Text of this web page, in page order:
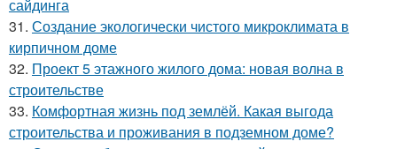
сайдинга
31. Создание экологически чистого микроклимата в
кирпичном доме
32. Проект 5 этажного жилого дома: новая волна в
строительстве
33. Комфортная жизнь под землёй. Какая выгода
строительства и проживания в подземном доме?